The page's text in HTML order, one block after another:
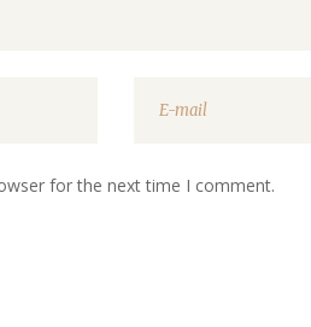
for the next time I comment.